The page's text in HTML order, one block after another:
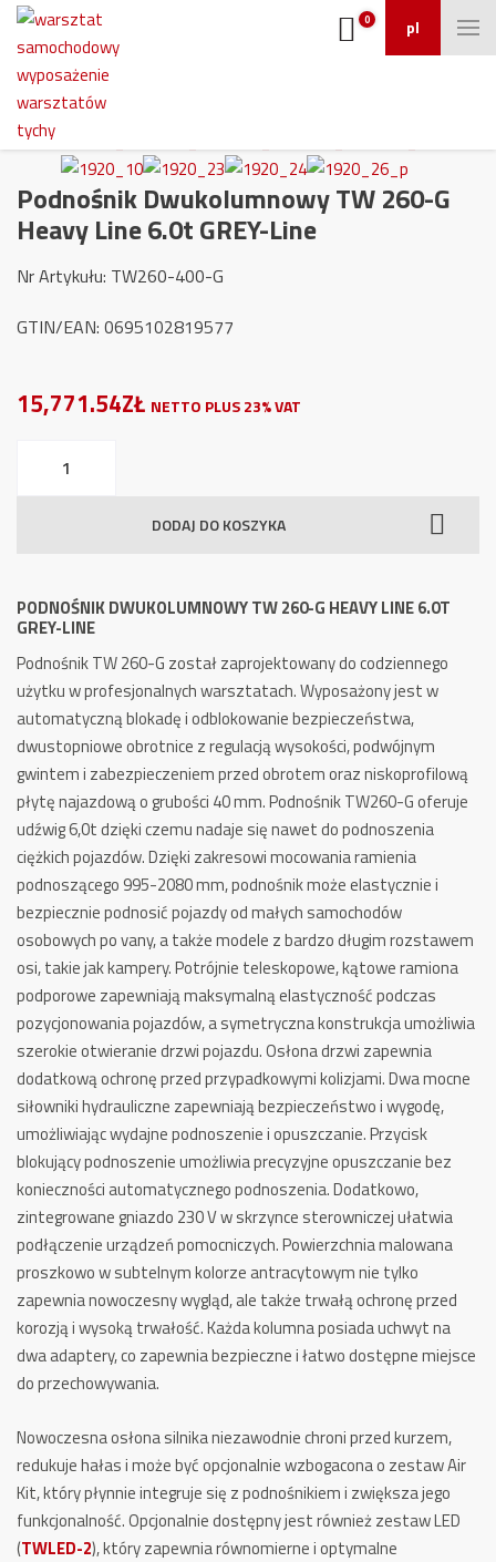
pl
0
Podnośnik Dwukolumnowy TW 260-G
Heavy Line 6.0t GREY-Line
Nr Artykułu: TW260-400-G
GTIN/EAN: 0695102819577
15,771.54ZŁ NETTO PLUS 23% VAT
Podnośnik
Heavy
6.0t
GREY-
Line
DODAJ DO KOSZYKA
PODNOŚNIK DWUKOLUMNOWY TW 260-G HEAVY LINE 6.0T
GREY-LINE
Podnośnik TW 260-G został zaprojektowany do codziennego
użytku w profesjonalnych warsztatach. Wyposażony jest w
automatyczną blokadę i odblokowanie bezpieczeństwa,
dwustopniowe obrotnice z regulacją wysokości, podwójnym
gwintem i zabezpieczeniem przed obrotem oraz niskoprofilową
płytę najazdową o grubości 40 mm. Podnośnik TW260-G oferuje
udźwig 6,0t dzięki czemu nadaje się nawet do podnoszenia
ciężkich pojazdów. Dzięki zakresowi mocowania ramienia
podnoszącego 995-2080 mm, podnośnik może elastycznie i
bezpiecznie podnosić pojazdy od małych samochodów
osobowych po vany, a także modele z bardzo długim rozstawem
osi, takie jak kampery. Potrójnie teleskopowe, kątowe ramiona
podporowe zapewniają maksymalną elastyczność podczas
pozycjonowania pojazdów, a symetryczna konstrukcja umożliwia
szerokie otwieranie drzwi pojazdu. Osłona drzwi zapewnia
dodatkową ochronę przed przypadkowymi kolizjami. Dwa mocne
siłowniki hydrauliczne zapewniają bezpieczeństwo i wygodę,
umożliwiając wydajne podnoszenie i opuszczanie. Przycisk
blokujący podnoszenie umożliwia precyzyjne opuszczanie bez
konieczności automatycznego podnoszenia. Dodatkowo,
zintegrowane gniazdo 230 V w skrzynce sterowniczej ułatwia
podłączenie urządzeń pomocniczych. Powierzchnia malowana
proszkowo w subtelnym kolorze antracytowym nie tylko
zapewnia nowoczesny wygląd, ale także trwałą ochronę przed
korozją i wysoką trwałość. Każda kolumna posiada uchwyt na
dwa adaptery, co zapewnia bezpieczne i łatwo dostępne miejsce
do przechowywania.
Nowoczesna osłona silnika niezawodnie chroni przed kurzem,
redukuje hałas i może być opcjonalnie wzbogacona o zestaw Air
Kit, który płynnie integruje się z podnośnikiem i zwiększa jego
funkcjonalność. Opcjonalnie dostępny jest również zestaw LED
(TWLED-2), który zapewnia równomierne i optymalne